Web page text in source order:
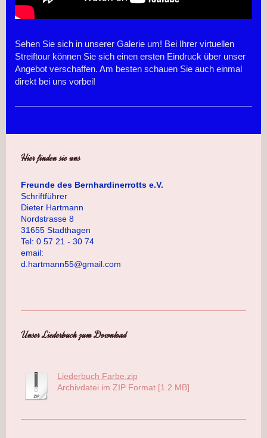
Sehen Sie sich in unserer Galerie um! Bei Ihrer virtuellen
Streiftour können Sie sich einen ersten Eindruck über unser
Angebot verschaffen. Am besten schauen Sie auch einmal
direkt bei uns vorbei!
Hier finden sie uns
Freunde des Bernhardinerrotts e.V.
Schriftführer
Dieter Hartmann
Nordstrasse 8
31655 Stadthagen
Tel: 0 57 21 - 30 74
email:
d.hartmann55@gmail.com
Unser Liederbuch zum Download
Liederbuch Farbe.zip
Archivdatei im ZIP Format [1.2 MB]